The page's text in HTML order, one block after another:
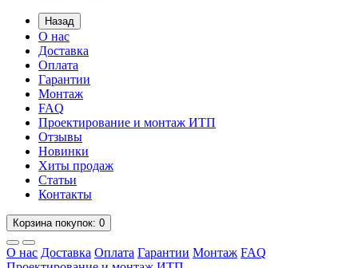
Назад
О нас
Доставка
Оплата
Гарантии
Монтаж
FAQ
Проектирование и монтаж ИТП
Отзывы
Новинки
Хиты продаж
Статьи
Контакты
Корзинапокупок: 0
О нас Доставка Оплата Гарантии Монтаж FAQ